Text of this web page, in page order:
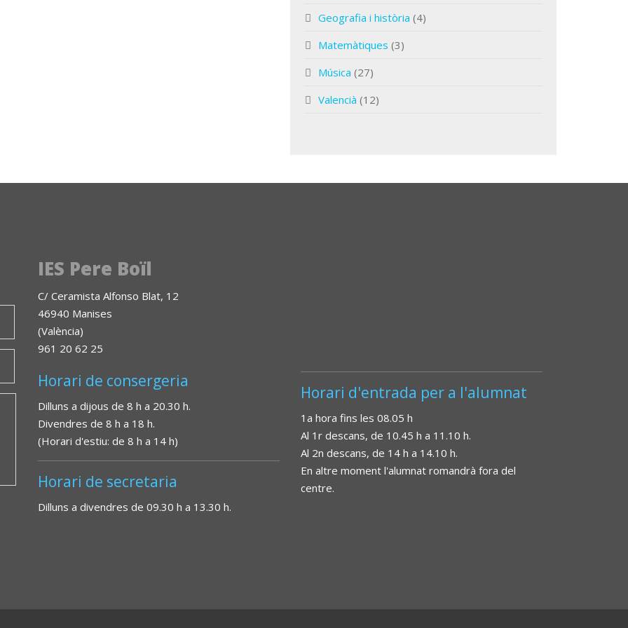
Geografia i història (4)
Matemàtiques (3)
Música (27)
Valencià (12)
IES Pere Boïl
C/ Ceramista Alfonso Blat, 12
46940 Manises
(València)
961 20 62 25
Horari de consergeria
Dilluns a dijous de 8 h a 20.30 h.
Divendres de 8 h a 18 h.
(Horari d'estiu: de 8 h a 14 h)
Horari de secretaria
Dilluns a divendres de 09.30 h a 13.30 h.
Horari d'entrada per a l'alumnat
1a hora fins les 08.05 h
Al 1r descans, de 10.45 h a 11.10 h.
Al 2n descans, de 14 h a 14.10 h.
En altre moment l'alumnat romandrà fora del
centre.